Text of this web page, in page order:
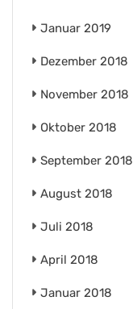
Januar 2019
Dezember 2018
November 2018
Oktober 2018
September 2018
August 2018
Juli 2018
April 2018
Januar 2018